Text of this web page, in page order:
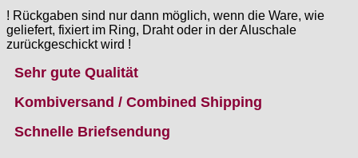
! Rückgaben sind nur dann möglich, wenn die Ware, wie
geliefert, fixiert im Ring, Draht oder in der Aluschale
zurückgeschickt wird !
Sehr gute Qualität
Kombiversand / Combined Shipping
Schnelle Briefsendung